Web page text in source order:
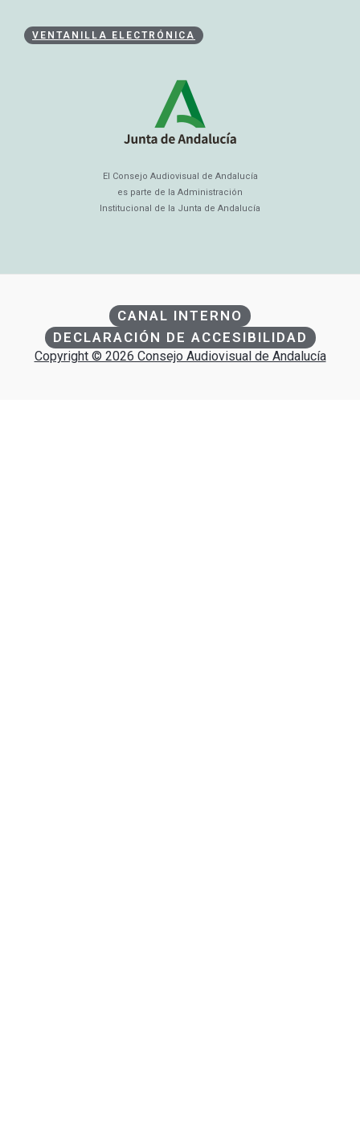
VENTANILLA ELECTRÓNICA
El Consejo Audiovisual de Andalucía
es parte de la Administración
Institucional de la Junta de Andalucía
CANAL INTERNO
DECLARACIÓN DE ACCESIBILIDAD
Copyright © 2026 Consejo Audiovisual de Andalucía